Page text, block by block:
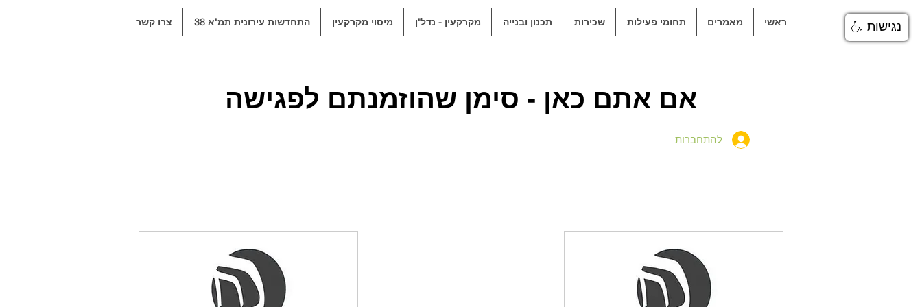
צרו קשר התחדשות עירונית תמ"א 38 מיסוי מקרקעין מקרקעין - נדל"ן תכנון ובנייה שכירות תחומי פעילות מאמרים ראשי
אם אתם כאן - סימן שהוזמנתם לפגישה
להתחברות
נגישות